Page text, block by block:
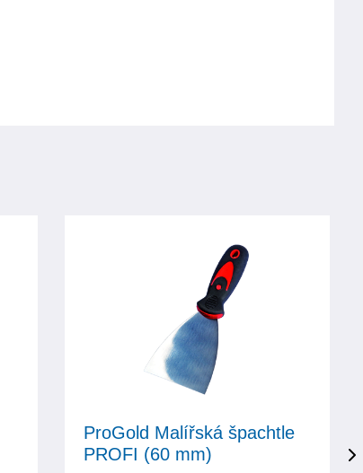
ProGold Malířská špachtle
PROFI (60 mm)